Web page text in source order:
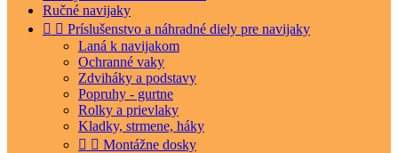
Ručné navijaky
  Príslušenstvo a náhradné diely pre navijaky
Laná k navijakom
Ochranné vaky
Zdviháky a podstavy
Popruhy - gurtne
Rolky a prievlaky
Kladky, strmene, háky
  Montážne dosky